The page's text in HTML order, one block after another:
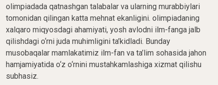
olimpiadada qatnashgan talabalar va ularning murabbiylari
tomonidan qilingan katta mehnat ekanligini. olimpiadaning
xalqaro miqyosdagi ahamiyati, yosh avlodni ilm-fanga jalb
qilishdagi o‘rni juda muhimligini ta’kidladi. Bunday
musobaqalar mamlakatimiz ilm-fan va ta’lim sohasida jahon
hamjamiyatida o‘z o‘rnini mustahkamlashiga xizmat qilishu
subhasiz.